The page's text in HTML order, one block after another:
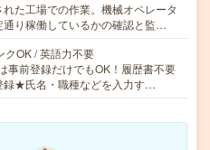
た工場での作業。機械オペレータ
通り稼働しているかの確認と監…
クOK / 英語力不要
事前登録だけでもOK！履歴書不要
録★氏名・職種などを入力す…